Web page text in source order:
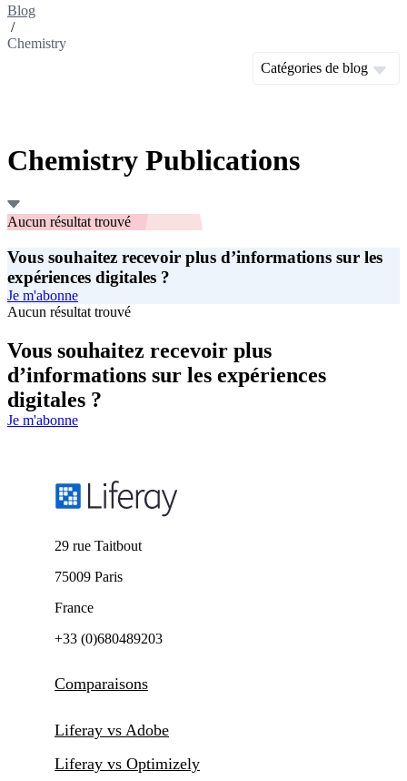
Blog
/
Chemistry
Catégories de blog
Chemistry Publications
Aucun résultat trouvé
Vous souhaitez recevoir plus d’informations sur les
expériences digitales ?
Je m'abonne
Aucun résultat trouvé
Vous souhaitez recevoir plus
d’informations sur les expériences
digitales ?
Je m'abonne
29 rue Taitbout
75009 Paris
France
+33 (0)680489203
Comparaisons
Liferay vs Adobe
Liferay vs Optimizely